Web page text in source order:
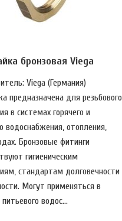
бронзовая Viega
Viega (Германия)
предназначена для резьбового
в системах горячего и
водоснабжения, отопления,
Бронзовые фитинги
гигиеническим
стандартам долговечности
Могут применяться в
водос...